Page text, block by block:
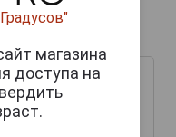
магазина
доступа на